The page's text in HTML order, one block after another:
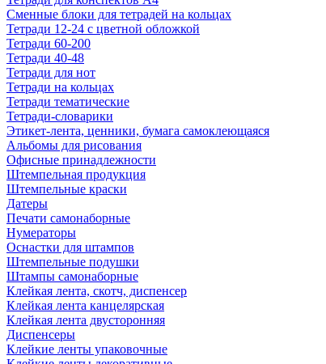
Сменные блоки для тетрадей на кольцах
Тетради 12-24 с цветной обложкой
Тетради 60-200
Тетради 40-48
Тетради для нот
Тетради на кольцах
Тетради тематические
Тетради-словарики
Этикет-лента, ценники, бумага самоклеющаяся
Альбомы для рисования
Офисные принадлежности
Штемпельная продукция
Штемпельные краски
Датеры
Печати самонаборные
Нумераторы
Оснастки для штампов
Штемпельные подушки
Штампы самонаборные
Клейкая лента, скотч, диспенсер
Клейкая лента канцелярская
Клейкая лента двусторонняя
Диспенсеры
Клейкие ленты упаковочные